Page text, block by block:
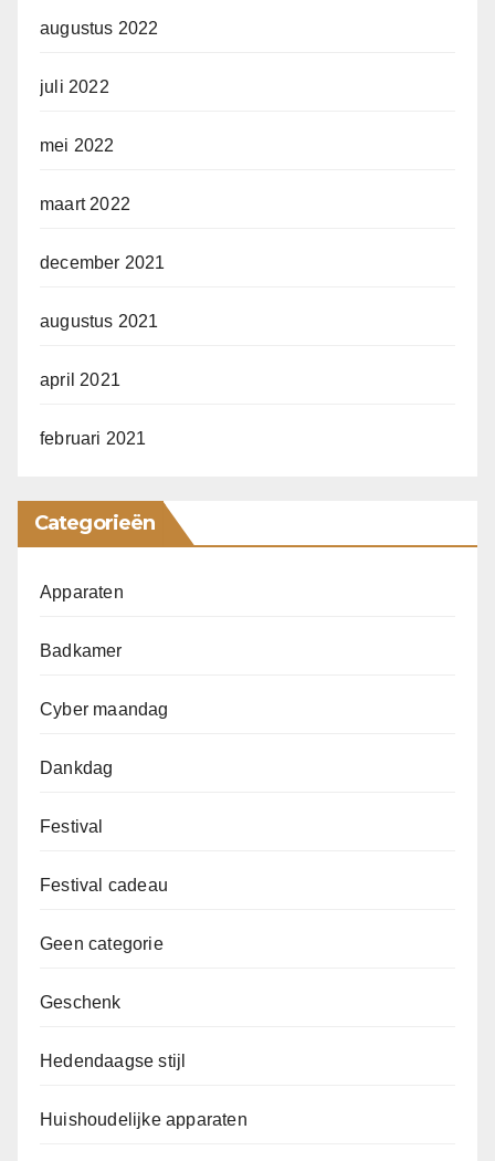
augustus 2022
juli 2022
mei 2022
maart 2022
december 2021
augustus 2021
april 2021
februari 2021
Categorieën
Apparaten
Badkamer
Cyber maandag
Dankdag
Festival
Festival cadeau
Geen categorie
Geschenk
Hedendaagse stijl
Huishoudelijke apparaten